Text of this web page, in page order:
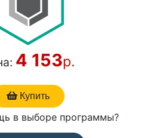
4 153р.
Купить
в выборе программы?